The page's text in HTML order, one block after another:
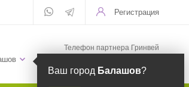
Регистрация
Ваш город Балашов?
Телефон партнера Гринвей